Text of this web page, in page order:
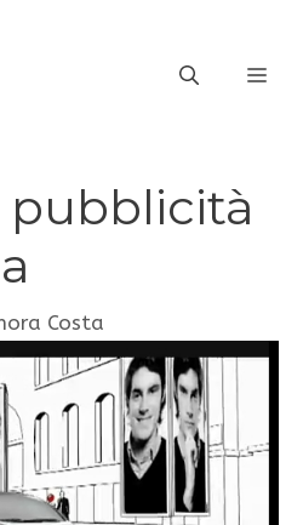
pubblicità
Costa